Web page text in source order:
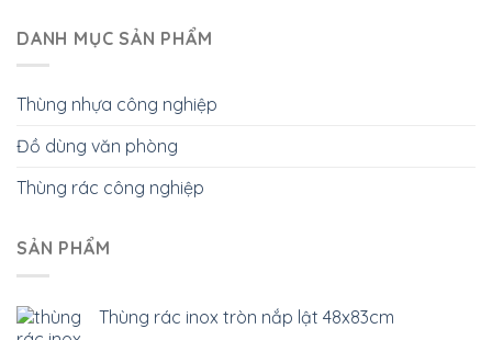
DANH MỤC SẢN PHẨM
Thùng nhựa công nghiệp
Đồ dùng văn phòng
Thùng rác công nghiệp
SẢN PHẨM
Thùng rác inox tròn nắp lật 48x83cm